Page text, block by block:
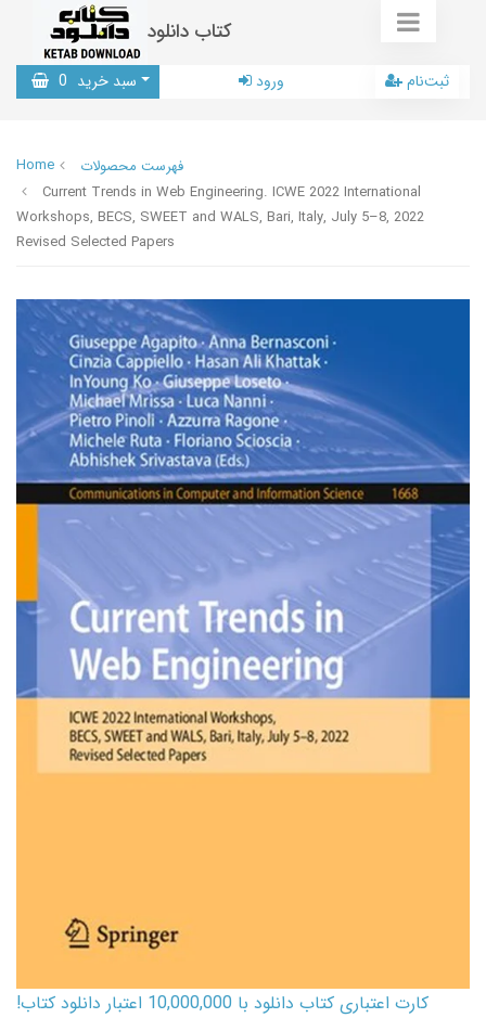
کتاب دانلود
سبد خرید 0 ورود ثبت‌نام
Home
فهرست محصولات
Current Trends in Web Engineering. ICWE 2022 International
Workshops, BECS, SWEET and WALS, Bari, Italy, July 5–8, 2022
Revised Selected Papers
کارت اعتباری کتاب دانلود با 10,000,000 اعتبار دانلود کتاب!